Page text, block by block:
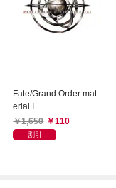
Fate/Grand Order mat
erial I
1,650
110
割引